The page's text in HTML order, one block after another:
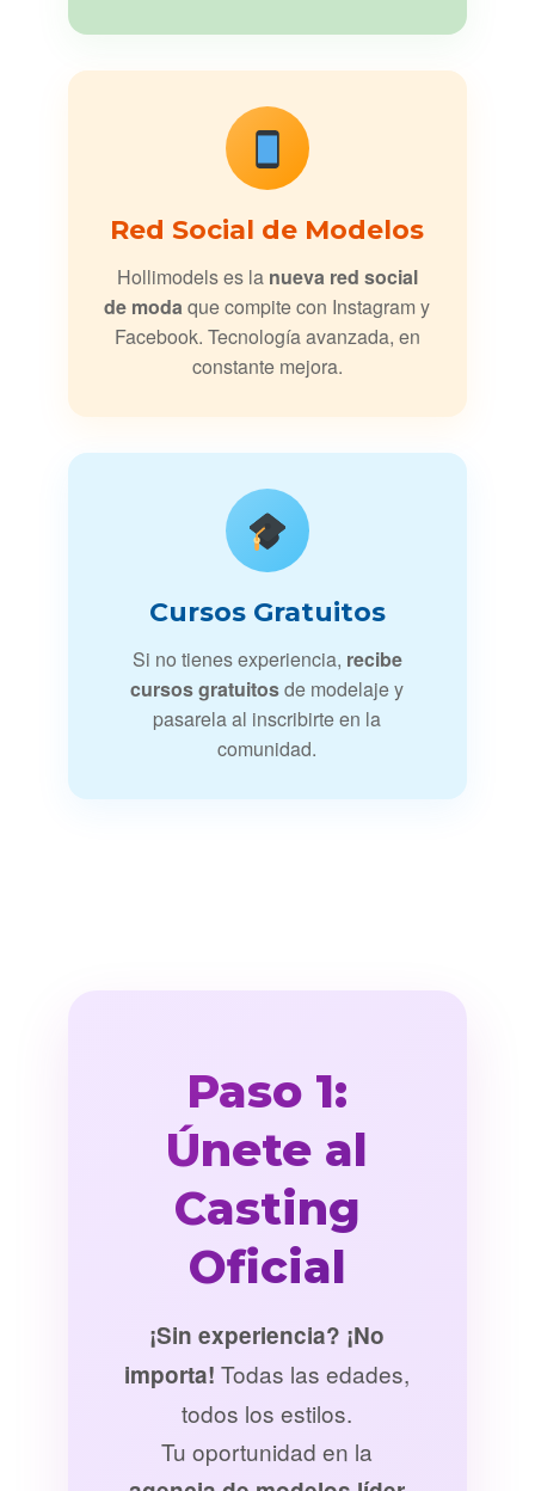
Red Social de Modelos
Hollimodels es la nueva red social
de modaque compite con Instagram y
Facebook. Tecnología avanzada, en
constante mejora.
Cursos Gratuitos
Si no tienes experiencia, recibe
cursos gratuitosde modelaje y
pasarela al inscribirte en la
comunidad.
Paso 1:
Únete al
Casting
Oficial
¡Sin experiencia? ¡No
importa! Todas las edades,
todos los estilos.
Tu oportunidad en la